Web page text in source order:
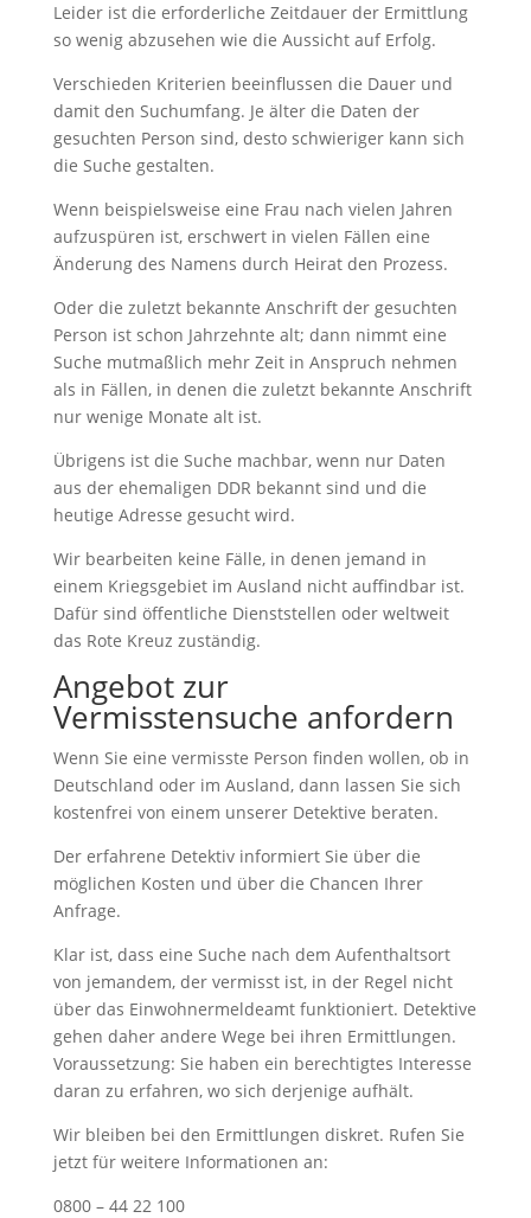
Leider ist die erforderliche Zeitdauer der Ermittlung
so wenig abzusehen wie die Aussicht auf Erfolg.
Verschieden Kriterien beeinflussen die Dauer und
damit den Suchumfang. Je älter die Daten der
gesuchten Person sind, desto schwieriger kann sich
die Suche gestalten.
Wenn beispielsweise eine Frau nach vielen Jahren
aufzuspüren ist, erschwert in vielen Fällen eine
Änderung des Namens durch Heirat den Prozess.
Oder die zuletzt bekannte Anschrift der gesuchten
Person ist schon Jahrzehnte alt; dann nimmt eine
Suche mutmaßlich mehr Zeit in Anspruch nehmen
als in Fällen, in denen die zuletzt bekannte Anschrift
nur wenige Monate alt ist.
Übrigens ist die Suche machbar, wenn nur Daten
aus der ehemaligen DDR bekannt sind und die
heutige Adresse gesucht wird.
Wir bearbeiten keine Fälle, in denen jemand in
einem Kriegsgebiet im Ausland nicht auffindbar ist.
Dafür sind öffentliche Dienststellen oder weltweit
das Rote Kreuz zuständig.
Angebot zur
Vermisstensuche anfordern
Wenn Sie eine vermisste Person finden wollen, ob in
Deutschland oder im Ausland, dann lassen Sie sich
kostenfrei von einem unserer Detektive beraten.
Der erfahrene Detektiv informiert Sie über die
möglichen Kosten und über die Chancen Ihrer
Anfrage.
Klar ist, dass eine Suche nach dem Aufenthaltsort
von jemandem, der vermisst ist, in der Regel nicht
über das Einwohnermeldeamt funktioniert. Detektive
gehen daher andere Wege bei ihren Ermittlungen.
Voraussetzung: Sie haben ein berechtigtes Interesse
daran zu erfahren, wo sich derjenige aufhält.
Wir bleiben bei den Ermittlungen diskret. Rufen Sie
jetzt für weitere Informationen an:
0800 – 44 22 100